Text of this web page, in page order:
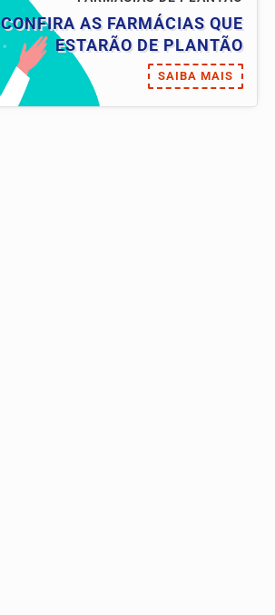
CONFIRA AS FARMÁCIAS QUE
ESTARÃO DE PLANTÃO
SAIBA MAIS